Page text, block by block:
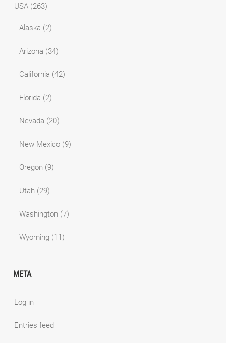
USA (263)
Alaska (2)
Arizona (34)
California (42)
Florida (2)
Nevada (20)
New Mexico (9)
Oregon (9)
Utah (29)
Washington (7)
Wyoming (11)
META
Log in
Entries feed